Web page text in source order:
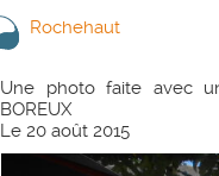
Rochehaut
Une photo faite avec
BOREUX
Le 20 août 2015